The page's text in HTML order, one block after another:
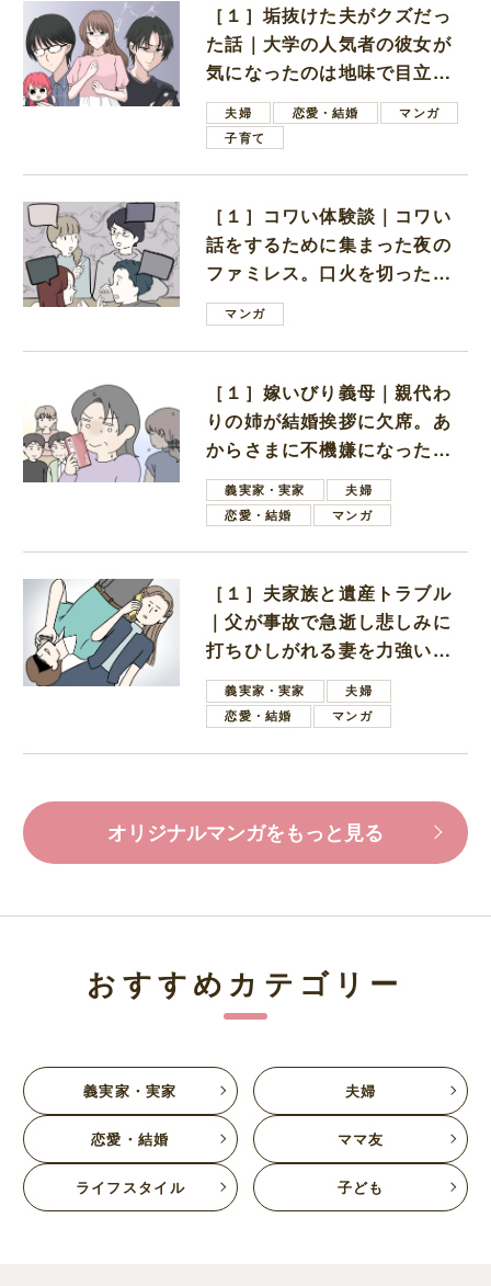
［１］垢抜けた夫がクズだっ
た話｜大学の人気者の彼女が
気になったのは地味で目立た
ない男子学生
夫婦 恋愛・結婚
マンガ
子育て
［１］コワい体験談｜コワい
話をするために集まった夜の
ファミレス。口火を切ったの
は電車好きの男の子ママ
マンガ
［１］嫁いびり義母｜親代わ
りの姉が結婚挨拶に欠席。あ
からさまに不機嫌になった義
母義実家・実家
夫婦
恋愛・結婚
マンガ
［１］夫家族と遺産トラブル
｜父が事故で急逝し悲しみに
打ちひしがれる妻を力強い言
葉で励ます夫
義実家・実家
夫婦
恋愛・結婚
マンガ
オリジナルマンガをもっと見る
おすすめカテゴリー
義実家・実家 夫婦
恋愛・結婚 ママ友
ライフスタイル 子ども